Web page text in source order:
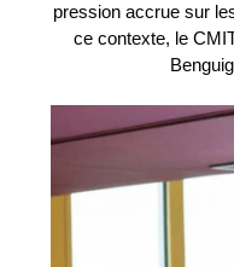
pression accrue sur
ce contexte, le